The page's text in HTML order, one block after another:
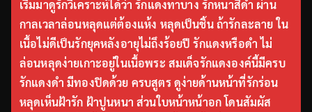
เริ่มมาดูรักวิเคราะห์ได้ว่า รักแดงทาบาง รักหนาสีดำ ผ่าน
กาลเวลาล่อนหลุดแต่ต้องแห้ง หลุดเป็นชิ้น ถ้ารักละลาย ใน
เนื้อไม่ดีเป็นรักยุคหลังอายุไม่ถึงร้อยปี รักแดงหรือดำ ไม่
ล่อนหลุดง่ายเกาะอยู่ในเนื้อพระ สมเด็จรักแดงองค์นี้มีครบ
รักแดงดำ มีทองปิดด้วย ครบสูตร ดูง่ายด้านหน้าที่รักร่อน
หลุดเห็นฝ้ารัก ฝ้าปูนหนา ส่วนใบหน้าหน้าอก โดนสัมผัส